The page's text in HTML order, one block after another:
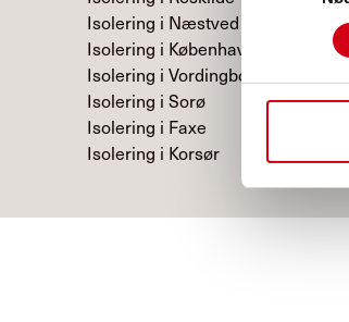
Isolering i Næstved
Isolering i København
Isolering i Vordingborg
Isolering i Sorø
Isolering i Faxe
Isolering i Korsør